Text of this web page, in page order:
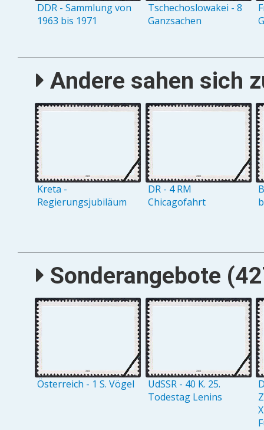
DDR - Sammlung von
1963 bis 1971
Tschechoslowakei - 8
Ganzsachen
Andere sahen sich
Kreta -
Regierungsjubiläum
DR - 4 RM
Chicagofahrt
Sonderangebote
Österreich - 1 S. Vögel
UdSSR - 40 K. 25.
Todestag Lenins